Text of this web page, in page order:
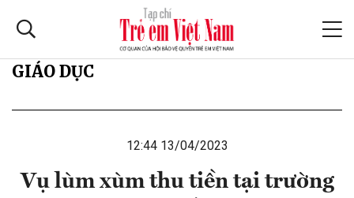
GIÁO DỤC
12:44 13/04/2023
Vụ lùm xùm thu tiền tại trường